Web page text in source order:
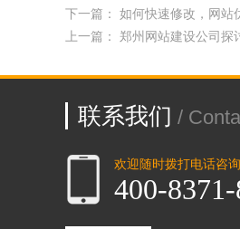
下一篇： 如何快速修改，网站
上一篇： 郑州网站建设公司探
联系我们 /
欢迎随时拨打电话咨询
400-8371-